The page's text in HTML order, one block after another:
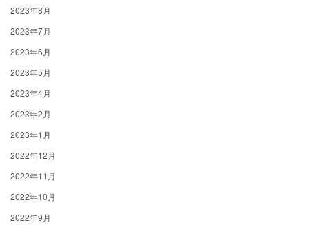
2023年8月
2023年7月
2023年6月
2023年5月
2023年4月
2023年2月
2023年1月
2022年12月
2022年11月
2022年10月
2022年9月